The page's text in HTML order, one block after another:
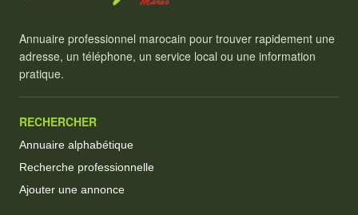
Annuaire professionnel marocain pour trouver rapidement une
adresse, un téléphone, un service local ou une information
pratique.
RECHERCHER
Annuaire alphabétique
Recherche professionnelle
Ajouter une annonce